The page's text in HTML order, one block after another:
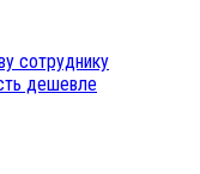
сотруднику
дешевле